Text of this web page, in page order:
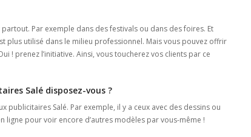
partout. Par exemple dans des festivals ou dans des foires. Et
plus utilisé dans le milieu professionnel. Mais vous pouvez offrir
! prenez l’initiative. Ainsi, vous toucherez vos clients par ce
Salé disposez-vous ?
Salé. Par exemple, il y a ceux avec des dessins ou
ligne pour voir encore d’autres modèles par vous-même !